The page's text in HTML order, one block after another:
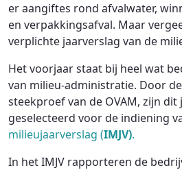
er aangiftes rond afvalwater,
en verpakkingsafval. Maar
verplichte jaarverslag van de
Het voorjaar staat bij heel wat
van milieu-administratie. Door
steekproef van de OVAM, zijn dit
geselecteerd voor de indiening
milieujaarverslag (IMJV).
In het IMJV rapporteren de